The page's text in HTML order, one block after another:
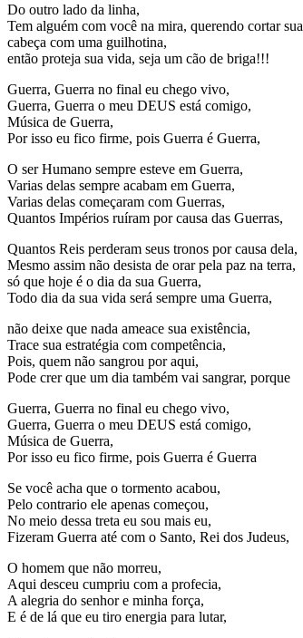
Do outro lado da linha,
Tem alguém com você na mira, querendo cortar sua
cabeça com uma guilhotina,
então proteja sua vida, seja um cão de briga!!!
Guerra, Guerra no final eu chego vivo,
Guerra, Guerra o meu DEUS está comigo,
Música de Guerra,
Por isso eu fico firme, pois Guerra é Guerra,
O ser Humano sempre esteve em Guerra,
Varias delas sempre acabam em Guerra,
Varias delas começaram com Guerras,
Quantos Impérios ruíram por causa das Guerras,
Quantos Reis perderam seus tronos por causa dela,
Mesmo assim não desista de orar pela paz na terra,
só que hoje é o dia da sua Guerra,
Todo dia da sua vida será sempre uma Guerra,
não deixe que nada ameace sua existência,
Trace sua estratégia com competência,
Pois, quem não sangrou por aqui,
Pode crer que um dia também vai sangrar, porque
Guerra, Guerra no final eu chego vivo,
Guerra, Guerra o meu DEUS está comigo,
Música de Guerra,
Por isso eu fico firme, pois Guerra é Guerra
Se você acha que o tormento acabou,
Pelo contrario ele apenas começou,
No meio dessa treta eu sou mais eu,
Fizeram Guerra até com o Santo, Rei dos Judeus,
O homem que não morreu,
Aqui desceu cumpriu com a profecia,
A alegria do senhor e minha força,
E é de lá que eu tiro energia para lutar,